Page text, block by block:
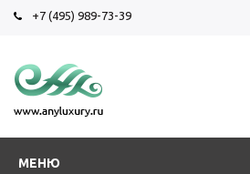
+7 (495) 989-73-39
МЕНЮ